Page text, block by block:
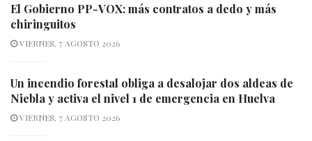
El Gobierno PP-VOX: más contratos a dedo y más
chiringuitos
VIERNES, 7 AGOSTO 2026
Un incendio forestal obliga a desalojar dos aldeas de
Niebla y activa el nivel 1 de emergencia en Huelva
VIERNES, 7 AGOSTO 2026